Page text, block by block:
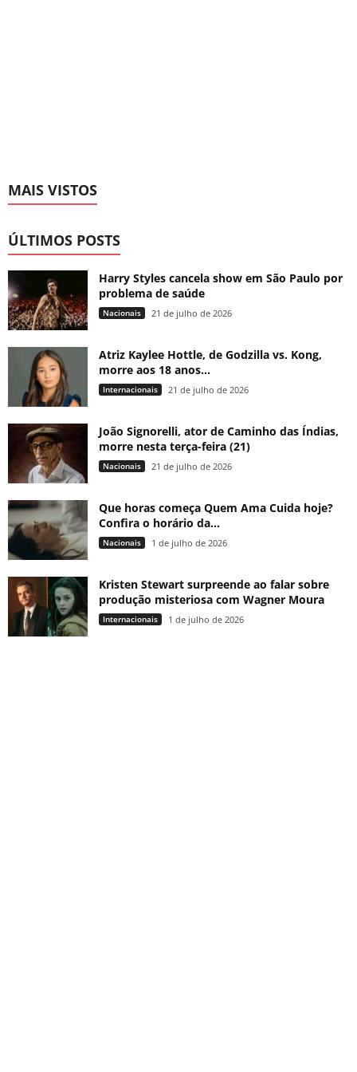
MAIS VISTOS
ÚLTIMOS POSTS
Harry Styles cancela show em São Paulo por
problema de saúde
Nacionais 21 de julho de 2026
Atriz Kaylee Hottle, de Godzilla vs. Kong,
morre aos 18 anos...
Internacionais 21 de julho de 2026
João Signorelli, ator de Caminho das Índias,
morre nesta terça-feira (21)
Nacionais 21 de julho de 2026
Que horas começa Quem Ama Cuida hoje?
Confira o horário da...
Nacionais 1 de julho de 2026
Kristen Stewart surpreende ao falar sobre
produção misteriosa com Wagner Moura
Internacionais 1 de julho de 2026